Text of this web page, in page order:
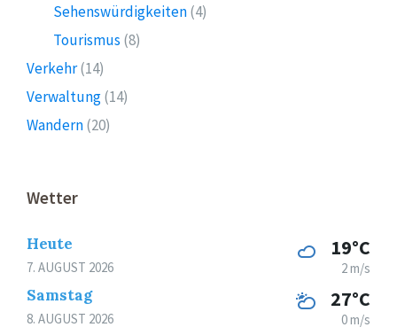
Sehenswürdigkeiten(4)
Tourismus (8)
Verkehr(14)
Verwaltung(14)
Wandern(20)
Wetter
Heute
7. AUGUST 2026
19°C
2 m/s
Samstag
8. AUGUST 2026
27°C
0 m/s